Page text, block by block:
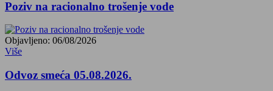
Poziv na racionalno trošenje vode
Objavljeno: 06/08/2026
Više
Odvoz smeća 05.08.2026.